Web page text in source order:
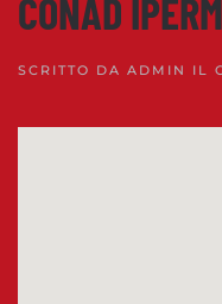
CONAD
SCRITTO DA ADMIN IL